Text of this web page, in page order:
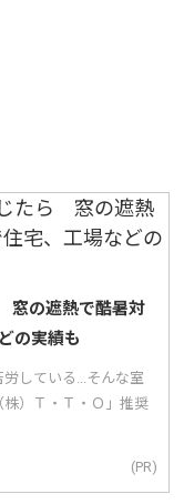
窓の遮熱で酷暑対
の実績も
している...そんな室
）Ｔ・Ｔ・Ｏ」推奨
(PR)